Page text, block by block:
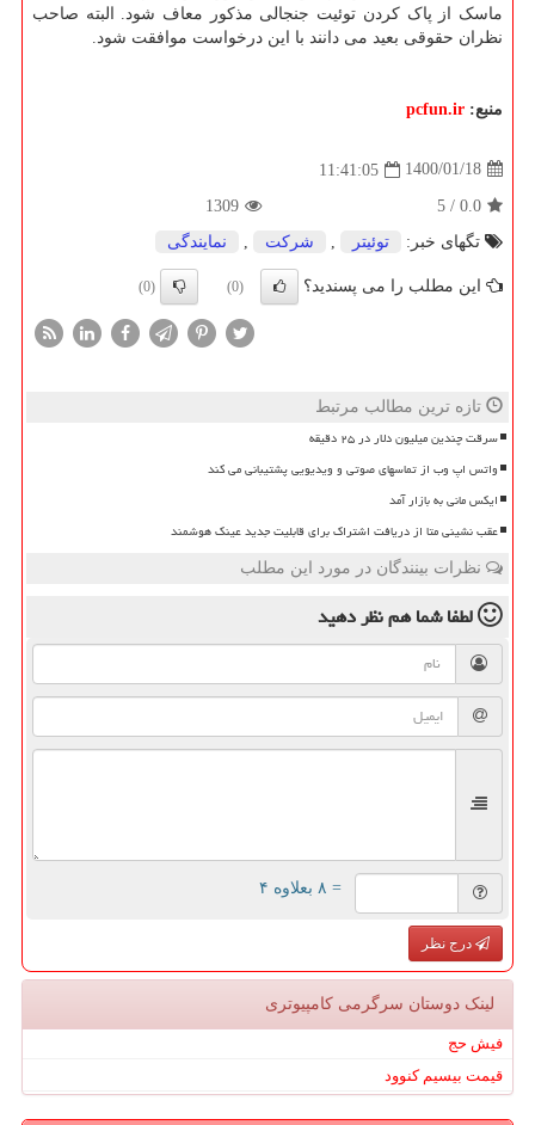
ماسک از پاک کردن توئیت جنجالی مذکور معاف شود. البته صاحب
نظران حقوقی بعید می دانند با این درخواست موافقت شود.
منبع: pcfun.ir
1400/01/18
11:41:05
0.0
/
5
1309
تگهای خبر:
توئیتر شركت نمایندگی
این مطلب را می پسندید؟ (0)
(0)
تازه ترین مطالب مرتبط
سرقت چندین میلیون دلار در ۲۵ دقیقه
واتس اپ وب از تماسهای صوتی و ویدیویی پشتیبانی می کند
ایکس مانی به بازار آمد
عقب نشینی متا از دریافت اشتراک برای قابلیت جدید عینک هوشمند
نظرات بینندگان در مورد این مطلب
لطفا شما همنظر دهید
= ۸ بعلاوه ۴
درج نظر
لینک دوستان سرگرمی كامپیوتری
فیش حج
قیمت بیسیم کنوود